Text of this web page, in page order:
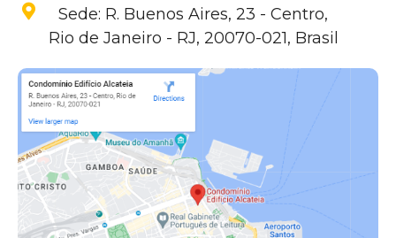
Sede: R. Buenos Aires, 23 - Centro,
Rio de Janeiro - RJ, 20070-021, Brasil